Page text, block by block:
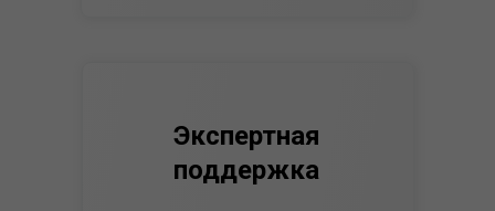
Экспертная
поддержка